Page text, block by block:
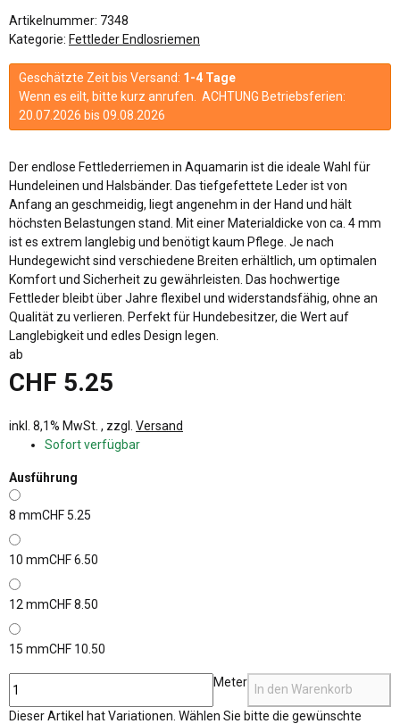
Artikelnummer: 7348
Kategorie: Fettleder Endlosriemen
Geschätzte Zeit bis Versand: 1-4 Tage
Wenn es eilt, bitte kurz anrufen. ACHTUNG Betriebsferien:
20.07.2026 bis 09.08.2026
Der endlose Fettlederriemen in Aquamarin ist die ideale Wahl für
Hundeleinen und Halsbänder. Das tiefgefettete Leder ist von
Anfang an geschmeidig, liegt angenehm in der Hand und hält
höchsten Belastungen stand. Mit einer Materialdicke von ca. 4 mm
ist es extrem langlebig und benötigt kaum Pflege. Je nach
Hundegewicht sind verschiedene Breiten erhältlich, um optimalen
Komfort und Sicherheit zu gewährleisten. Das hochwertige
Fettleder bleibt über Jahre flexibel und widerstandsfähig, ohne an
Qualität zu verlieren. Perfekt für Hundebesitzer, die Wert auf
Langlebigkeit und edles Design legen.
ab
CHF 5.25
inkl. 8,1% MwSt. , zzgl. Versand
Sofort verfügbar
Ausführung
8 mmCHF 5.25
10 mmCHF 6.50
12 mmCHF 8.50
15 mmCHF 10.50
Meter
In den Warenkorb
xDieser Artikel hat Variationen. Wählen Sie bitte die gewünschte